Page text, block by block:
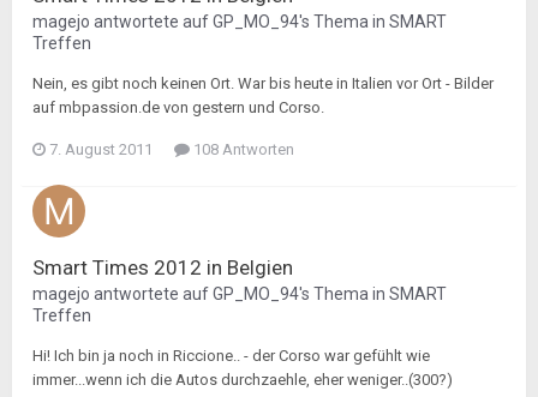
magejo antwortete aufGP_MO_94's Thema in SMART
Treffen
Nein, es gibt noch keinen Ort. War bis heute in Italien vor Ort - Bilder
auf mbpassion.de von gestern und Corso.
7. August 2011 108 Antworten
Smart Times 2012 in Belgien
magejo antwortete aufGP_MO_94's Thema in SMART
Treffen
Hi! Ich bin ja noch in Riccione.. - der Corso war gefühlt wie
immer...wenn ich die Autos durchzaehle, eher weniger..(300?)